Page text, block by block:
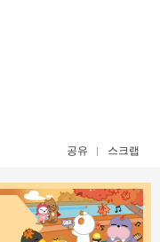
공유 스크랩